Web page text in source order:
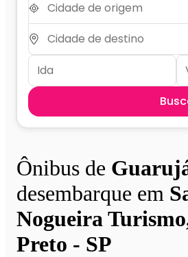
Ônibus de
desembarque em
Nogueira
Preto - SP